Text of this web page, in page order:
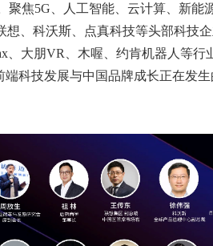
聚焦5G、人工智能、云计算、新能
、科沃斯、点真科技等头部科技
、大朋VR、木喔、约肯机器人等行
端科技发展与中国品牌成长正在发